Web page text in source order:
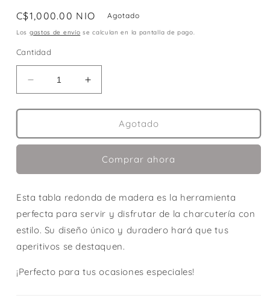
Precio
habitual
C$1,000.00 NIO Agotado
Los gastos de envío se calculan en la pantalla de pago.
Cantidad
Reducir
cantidad
para
REDONDA
PARA
CHARCUTERÍA
Aumentar
cantidad
para
TABLA
REDONDA
PARA
CHARCUTERÍA
Agotado
Comprar ahora
Esta tabla redonda de madera es la herramienta
perfecta para servir y disfrutar de la charcutería con
estilo. Su diseño único y duradero hará que tus
aperitivos se destaquen.
¡Perfecto para tus ocasiones especiales!